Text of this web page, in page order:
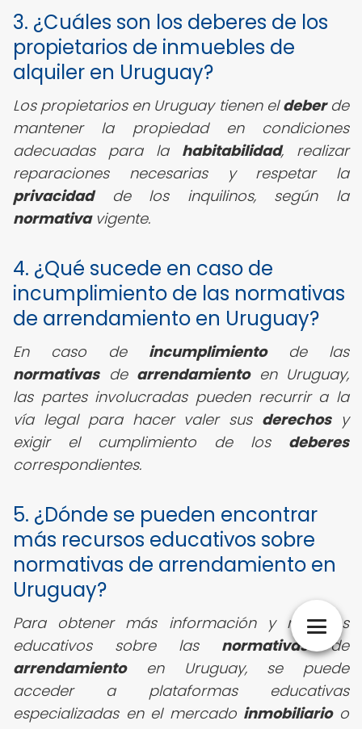
3. ¿Cuáles son los deberes de los
propietarios de inmuebles de
alquiler en Uruguay?
Los propietarios en Uruguay tienen eldeberde
mantener la propiedad en condiciones
adecuadas para la habitabilidad, realizar
reparaciones necesarias y respetar la
privacidadde los inquilinos, según la
normativavigente.
4. ¿Qué sucede en caso de
incumplimiento de las normativas
de arrendamiento en Uruguay?
En caso de incumplimientode las
normativasde arrendamientoen Uruguay,
las partes involucradas pueden recurrir a la
vía legal para hacer valer sus derechosy
exigir el cumplimiento de los deberes
correspondientes.
5. ¿Dónde se pueden encontrar
más recursos educativos sobre
normativas de arrendamiento en
Uruguay?
Para obtener más información y recursos
educativos sobre las normativasde
arrendamientoen Uruguay, se puede
acceder a plataformas educativas
especializadas en el mercado inmobiliarioo